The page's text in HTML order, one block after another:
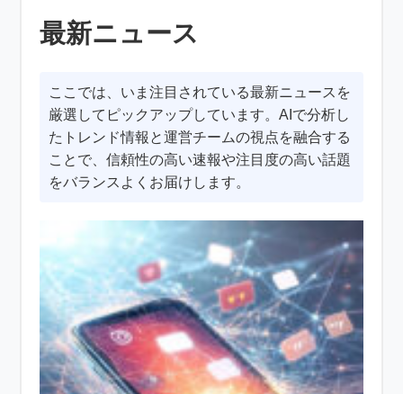
最新ニュース
ここでは、いま注目されている最新ニュースを
厳選してピックアップしています。AIで分析し
たトレンド情報と運営チームの視点を融合する
ことで、信頼性の高い速報や注目度の高い話題
をバランスよくお届けします。